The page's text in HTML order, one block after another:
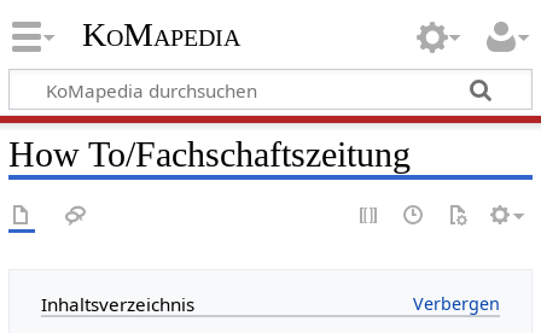
KoMapedia
How To/Fachschaftszeitung
Inhaltsverzeichnis